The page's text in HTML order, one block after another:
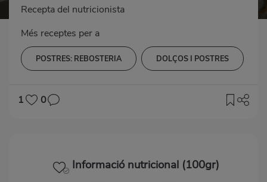
Recepta del nutricionista
Més receptes per a
POSTRES: REBOSTERIA DOLÇOS I POSTRES
1 0
Informació nutricional (100gr)